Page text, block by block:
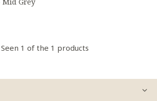
Seen 1 of the 1 products